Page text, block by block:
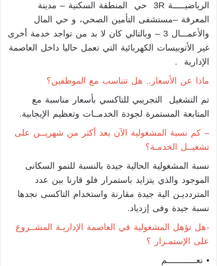
الرياضيـــــة 3R حي المنطقة السكنية – مدينة
المعرفة –مستشفى التأمين الصحي، و حي المال
والأعمـــال 3 – وبالتالي كان لا بد من تواجد خدمة أخرى
غير الأتوبيسات الكهربائية التي تعمل حاليا داخل العاصمة
الإدارية .
ماذا عن الأسعار.. هل تتناسب مع الموظفين؟
تم التشغيل التجريبي للتاكسي بأسعار مناسبة مع
المتابعة المستمرة لجودة الخدمــات وتعظيم الإيجابية.
– كم نسبة المشغولية الآن بعد أكثر من شهريــن على
تشغيــل الخدمـة؟
نسبة المشغولية الحالية جيدة بالنسبة للنمو السكانى
الموجود والذي يتزايد باستمرار فلو قارنا بين عدد
المتردديـن الية جيدة مقارنة واستخدام التاكسى نجدها
نسبة جيدة وفى إزدياد.
-هل تؤهل المشغولية في العاصمة الإداريـة المشــروع
على الإستمـرار ؟
• نعــــــــــــم